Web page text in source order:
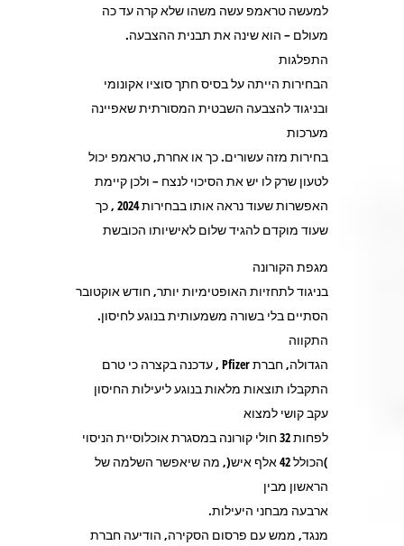
למעשה טראמפ עשה משהו שלא קרה עד כה
מעולם – הוא שינה את תבנית ההצבעה.
התפלגות
הבחירות הייתה על בסיס חתך סוציו אקונומי
ובניגוד להצבעה השבטית המסורתית שאפיינה
מערכות
בחירות מזה עשורים. כך או אחרת, טראמפ יכול
לטעון שרק לו יש את הסיכוי לנצח – ולכן קיימת
האפשרות שעוד נראה אותו בבחירות 2024 , כך
שעוד מוקדם להגיד שלום לאישיותו הכובשת
מגפת הקורונה
בניגוד לתחזיות האופטימיות יותר, חודש אוקטובר
הסתיים בלי בשורה משמעותית בנוגע לחיסון.
התקווה
הגדולה, חברת Pfizer , עדכנה בקצרה כי טרם
התקבלו תוצאות מלאות בנוגע ליעילות החיסון
עקב קושי למצוא
לפחות 32 חולי קורונה במסגרת אוכלוסיית הניסוי
)הכולל 42 אלף איש(, מה שיאפשר השלמה של
הראשון מבין
ארבעה מבחני היעילות.
מנגד, ממש עם פרסום הסקירה, הודיעה חברת